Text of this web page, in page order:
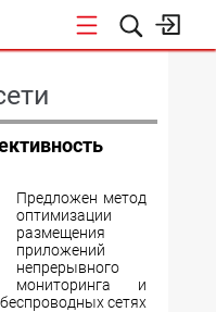
Предложен метод
оптимизации
размещения
приложений
непрерывного
мониторинга и
сетях